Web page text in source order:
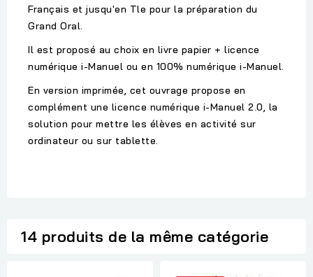
Français et jusqu'en Tle pour la préparation du
Grand Oral.
Il est proposé au choix en livre papier + licence
numérique i-Manuel ou en 100% numérique i-Manuel.
En version imprimée, cet ouvrage propose en
complément une licence numérique i-Manuel 2.0, la
solution pour mettre les élèves en activité sur
ordinateur ou sur tablette.
14 produits de la même catégorie